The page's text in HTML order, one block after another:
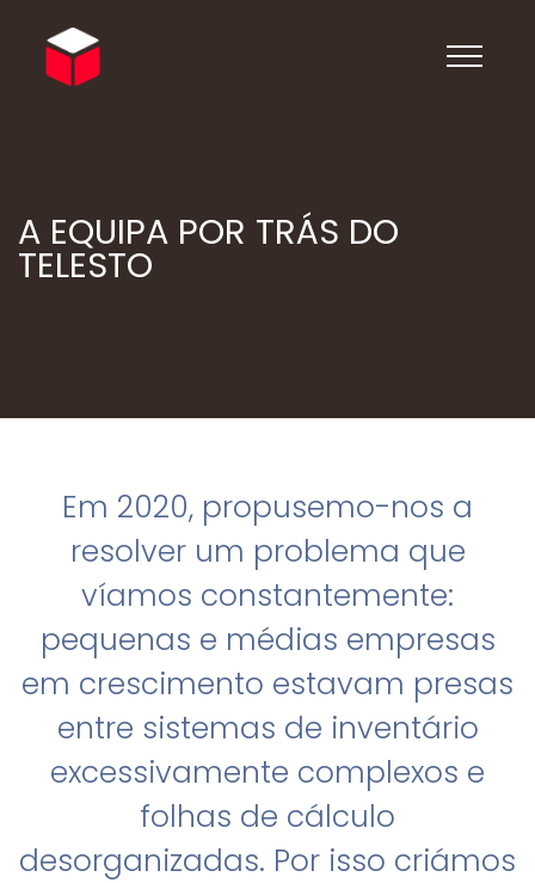
A EQUIPA POR TRÁS DO
TELESTO
Em 2020, propusemo-nos a
resolver um problema que
víamos constantemente:
pequenas e médias empresas
em crescimento estavam presas
entre sistemas de inventário
excessivamente complexos e
folhas de cálculo
desorganizadas. Por isso criámos